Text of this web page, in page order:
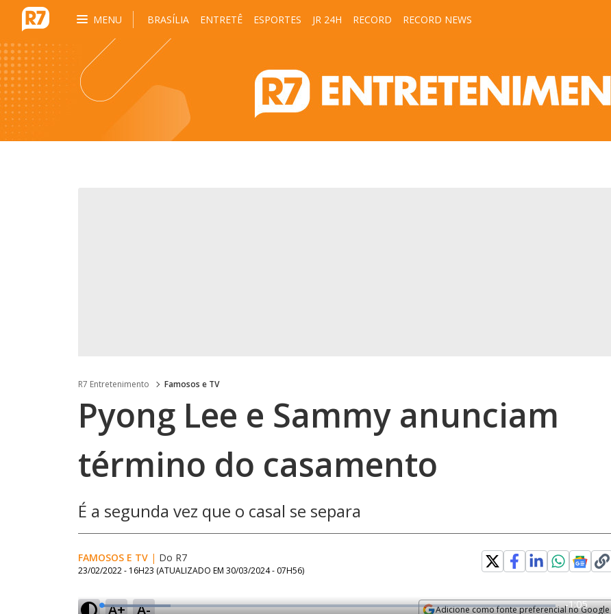
MENU BRASÍLIA ENTRETÊ ESPORTES JR 24H RECORD RECORD NEWS
R7 Entretenimento Famosos e TV
Pyong Lee e Sammy anunciam
término do casamento
É a segunda vez que o casal se separa
FAMOSOS E TV | Do R7
23/02/2022 - 16H23 (ATUALIZADO EM 30/03/2024 - 07H56)
A+ A- Adicione como fonte preferencial no Google
L
R
-1:05